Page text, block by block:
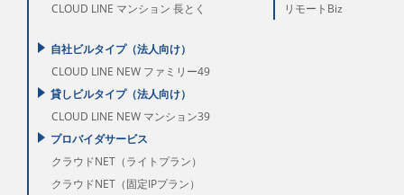
CLOUD LINE マンション 長とく
自社ビルタイプ（法人向け）
CLOUD LINE NEW ファミリー49
貸しビルタイプ（法人向け）
CLOUD LINE NEW マンション39
プロバイダサービス
クラウドNET（ライトプラン）
クラウドNET（固定IPプラン）
リモートBiz